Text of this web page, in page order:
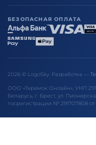
БЕЗОПАСНАЯ ОПЛАТА
2026 © LogoSky. Разработка —
ООО «Теремок Онлайн», УНП
Беларусь, г. Брест, ул.
госрегистрации № 291707808 от